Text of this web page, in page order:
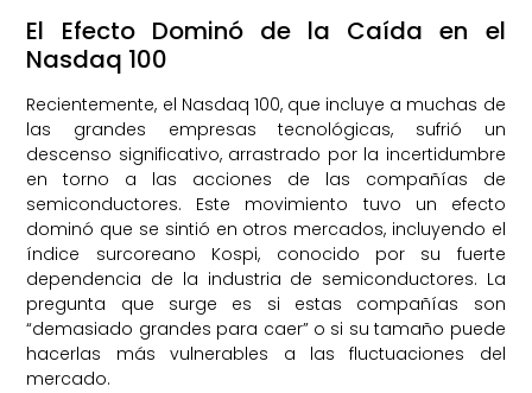
El Efecto Dominó de la Caída en el
Nasdaq 100
Recientemente, el Nasdaq 100, que incluye a muchas de
las grandes empresas tecnológicas, sufrió un
descenso significativo, arrastrado por la incertidumbre
en torno a las acciones de las compañías de
semiconductores. Este movimiento tuvo un efecto
dominó que se sintió en otros mercados, incluyendo el
índice surcoreano Kospi, conocido por su fuerte
dependencia de la industria de semiconductores. La
pregunta que surge es si estas compañías son
“demasiado grandes para caer” o si su tamaño puede
hacerlas más vulnerables a las fluctuaciones del
mercado.